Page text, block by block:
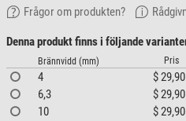
Frågor om produkten?
Denna produkt finns i följande
Brännvidd (mm) Pris
4
$ 29,90
6,3
$ 29,90
10
$ 29,90